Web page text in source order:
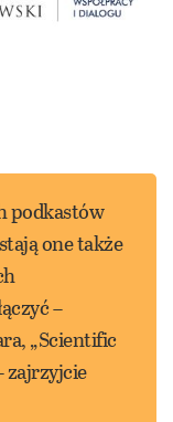
podkastów
one także
–
„Scientific
zajrzyjcie